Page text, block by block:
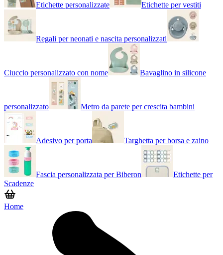
Etichette personalizzate Etichette per vestiti
Regali per neonati e nascita personalizzati
Ciuccio personalizzato con nome Bavaglino in silicone
personalizzato Metro da parete per crescita bambini
Adesivo per porta Targhetta per borsa e zaino
Fascia personalizzata per Biberon
Etichette per
Scadenze
Home